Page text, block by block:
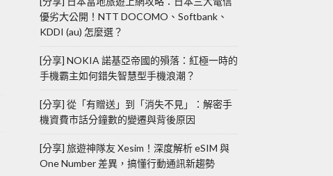
優劣大公開！NTT DOCOMO、Softbank、
KDDI (au) 怎麼選？
[分享] NOKIA 諾基亞帝國的殞落：紅極一時的
手機霸主如何錯失智慧型手機浪潮？
[分享] 從「有贈送」到「消失不見」：解密手
機資費市話分鐘數的變遷與背後原因
[分享] 旅遊神隊友 Xesim！深度解析 eSIM 與
One Number 差異，搞懂行動通訊新趨勢